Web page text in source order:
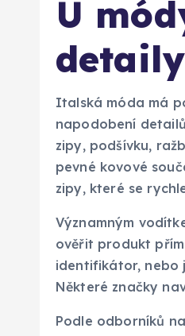
U
Italská móda má
napodobení
zipy, podšívku,
pevné kovové
zipy, které se
Významným
ověřit produkt
identifikátor, nebo
Některé značky
Podle odborníků